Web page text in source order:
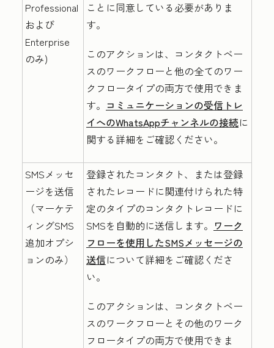
Professional
および
Enterprise
のみ)
ことに同意している必要がありま
す。
このアクションは、コンタクトベー
スのワークフローと他の全てのワー
クフロータイプの両方で使用できま
す。 コミュニケーションの受信トレ
イへのWhatsAppチャンネルの接続に
関する詳細をご確認ください。
SMSメッセ
ージを送信
（マーケテ
ィングSMS
追加オプシ
ョンのみ）
登録されたコンタクト、または登録
されたレコードに関連付けられた特
定のタイプのコンタクトレコードに
SMSを自動的に送信します。 ワーク
フローを使用したSMSメッセージの
送信について詳細をご確認くださ
い。
このアクションは、コンタクトベー
スのワークフローとその他のワーク
フロータイプの両方で使用できま